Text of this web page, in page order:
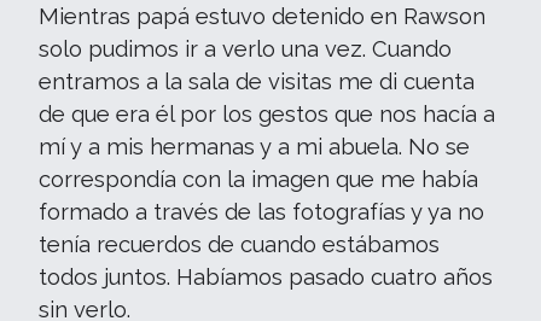
Mientras papá estuvo detenido en Rawson
solo pudimos ir a verlo una vez. Cuando
entramos a la sala de visitas me di cuenta
de que era él por los gestos que nos hacía a
mí y a mis hermanas y a mi abuela. No se
correspondía con la imagen que me había
formado a través de las fotografías y ya no
tenía recuerdos de cuando estábamos
todos juntos. Habíamos pasado cuatro años
sin verlo.